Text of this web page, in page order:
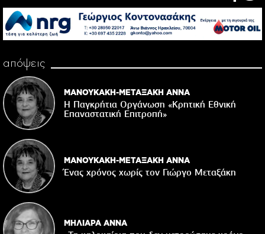
απόψεις
ΜΑΝΟΥΚΑΚΗ-ΜΕΤΑΞΑΚΗ ΑΝΝΑ
Η Παγκρήτια Οργάνωση «Κρητική Εθνική
Επαναστατική Eπιτροπή»
ΜΑΝΟΥΚΑΚΗ-ΜΕΤΑΞΑΚΗ ΑΝΝΑ
Ένας χρόνος χωρίς τον Γιώργο Μεταξάκη
ΜΗΛΙΑΡΑ ΑΝΝΑ